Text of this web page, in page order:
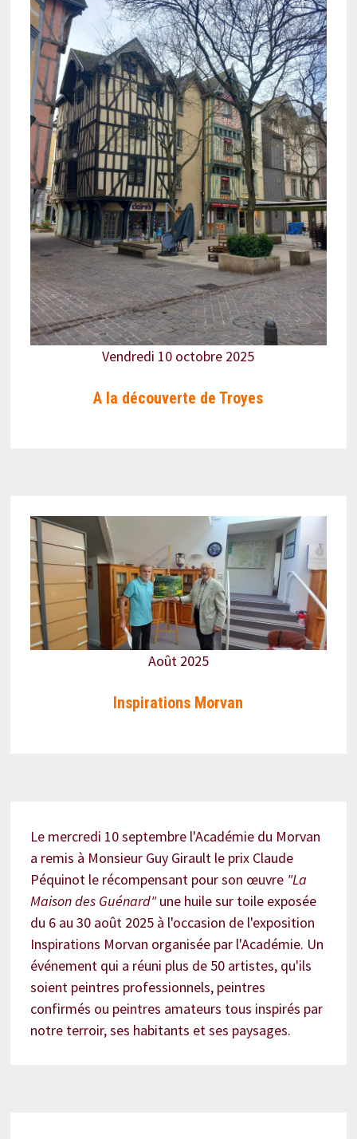
Vendredi 10 octobre 2025
A la découverte de Troyes
Août 2025
Inspirations Morvan
Le mercredi 10 septembre l'Académie du Morvan
a remis à Monsieur Guy Girault le prix Claude
Péquinot le récompensant pour son œuvre "La
Maison des Guénard"une huile sur toile exposée
du 6 au 30 août 2025 à l'occasion de l'exposition
Inspirations Morvan organisée par l'Académie. Un
événement qui a réuni plus de 50 artistes, qu'ils
soient peintres professionnels, peintres
confirmés ou peintres amateurs tous inspirés par
notre terroir, ses habitants et ses paysages.